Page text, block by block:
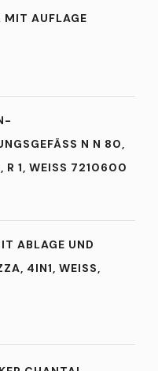
MIT AUFLAGE
N N 80, 6
WEISS 7210600
ABLAGE UND
4IN1, WEISS, W